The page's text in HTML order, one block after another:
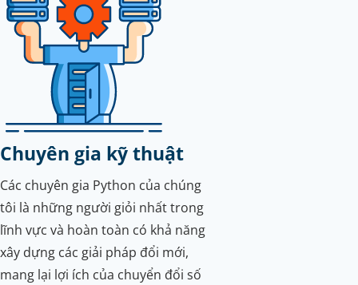
Chuyên gia kỹ thuật
Các chuyên gia Python của chúng
tôi là những người giỏi nhất trong
lĩnh vực và hoàn toàn có khả năng
xây dựng các giải pháp đổi mới,
mang lại lợi ích của chuyển đổi số